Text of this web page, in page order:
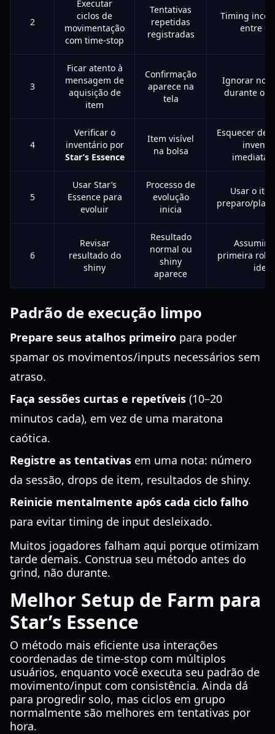
2
Executar
ciclos de
movimentação
com time-stop
Tentativas
repetidas
registradas
Timing
entre
3
Ficar atento à
mensagem de
aquisição de
item
Confirmação
aparece na
tela
Ignorar
durante o
4
Verificar o
inventário por
Star’s Essence
Item visível
na bolsa
Esquecer de
5
Usar Star’s
Essence para
evoluir
Processo de
evolução
inicia
Usar o
preparo/
6
Revisar
resultado do
shiny
Resultado
normal ou
shiny
aparece
Assumir
primeira
ideal
Padrão de execução limpo
Prepare seus atalhos primeiro para poder
spamar os movimentos/inputs necessários sem
atraso.
Faça sessões curtas e repetíveis (10–20
minutos cada), em vez de uma maratona
caótica.
Registre as tentativas em uma nota: número
da sessão, drops de item, resultados de shiny.
Reinicie mentalmente após cada ciclo falho
para evitar timing de input desleixado.
Muitos jogadores falham aqui porque otimizam
tarde demais. Construa seu método antes do
grind, não durante.
Melhor Setup de Farm para
Star’s Essence
O método mais eficiente usa interações
coordenadas de time-stop com múltiplos
usuários, enquanto você executa seu padrão de
movimento/input com consistência. Ainda dá
para progredir solo, mas ciclos em grupo
normalmente são melhores em tentativas por
hora.